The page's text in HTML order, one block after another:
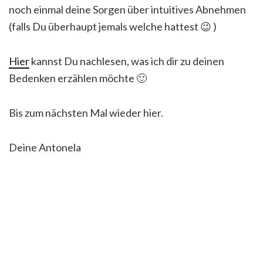
noch einmal deine Sorgen über intuitives Abnehmen
(falls Du überhaupt jemals welche hattest 😉 )
Hierkannst Du nachlesen, was ich dir zu deinen
Bedenken erzählen möchte 🙂
Bis zum nächsten Mal wieder hier.
Deine Antonela